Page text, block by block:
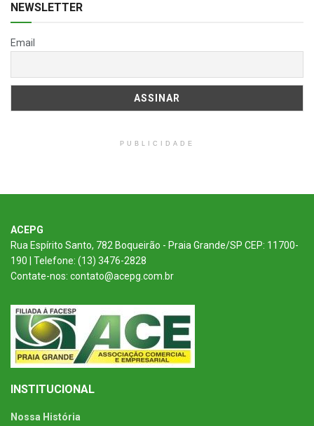
NEWSLETTER
Email
PUBLICIDADE
ACEPG
Rua Espírito Santo, 782 Boqueirão - Praia Grande/SP CEP: 11700-
190 | Telefone: (13) 3476-2828
Contate-nos: contato@acepg.com.br
INSTITUCIONAL
Nossa História